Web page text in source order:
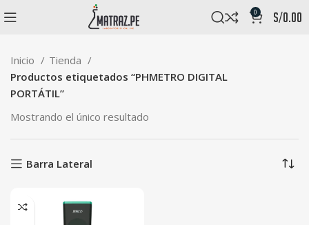
0 s/0.00
Inicio
Tienda
Productos etiquetados “PHMETRO DIGITAL
PORTÁTIL”
Mostrando el único resultado
Barra Lateral